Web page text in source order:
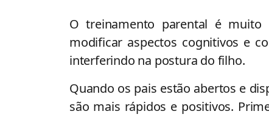
O treinamento parental é muito
modificar aspectos cognitivos e
interferindo na postura do filho.
Quando os pais estão abertos e
são mais rápidos e positivos.